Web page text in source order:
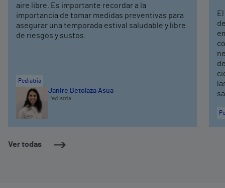
Ver todas
aire libre. Es importante recordar a la
importancia de tomar medidas preventivas para
asegurar una temporada estival saludable y libre
de riesgos y sustos.
Pediatría
Janire Betolaza Asua
Pediatría